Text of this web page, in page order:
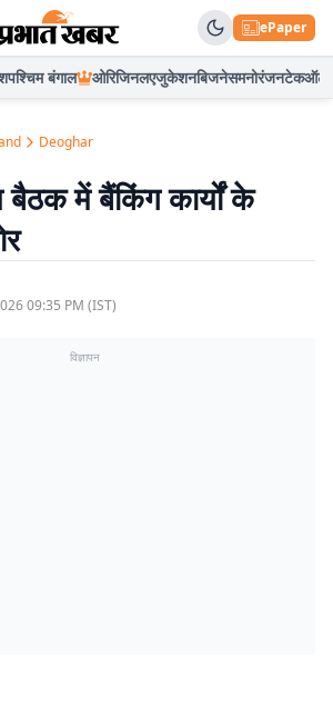
ePaper
पश्चिम बंगाल ओरिजिनलएजुकेशनबिजनेसमनोरंजनटेकऑटो
Deoghar
में बैंकिंग कार्यों के
09:35 PM (IST)
विज्ञापन